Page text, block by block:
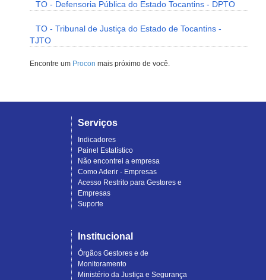
TO - Defensoria Pública do Estado Tocantins - DPTO
TO - Tribunal de Justiça do Estado de Tocantins -
TJTO
Encontre um Procon mais próximo de você.
Serviços
Indicadores
Painel Estatístico
Não encontrei a empresa
Como Aderir - Empresas
Acesso Restrito para Gestores e
Empresas
Suporte
Institucional
Órgãos Gestores e de
Monitoramento
Ministério da Justiça e Segurança